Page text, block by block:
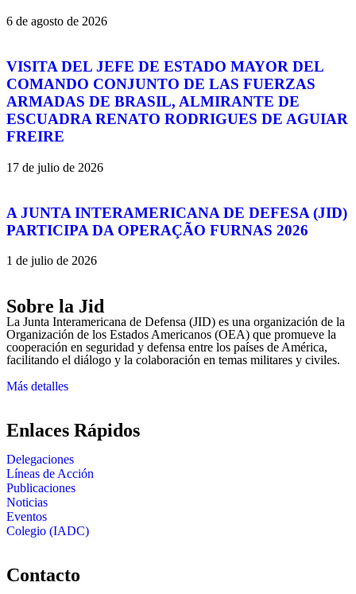
6 de agosto de 2026
VISITA DEL JEFE DE ESTADO MAYOR DEL
COMANDO CONJUNTO DE LAS FUERZAS
ARMADAS DE BRASIL, ALMIRANTE DE
ESCUADRA RENATO RODRIGUES DE AGUIAR
FREIRE
17 de julio de 2026
A JUNTA INTERAMERICANA DE DEFESA (JID)
PARTICIPA DA OPERAÇÃO FURNAS 2026
1 de julio de 2026
Sobre la Jid
La Junta Interamericana de Defensa (JID) es una organización de la
Organización de los Estados Americanos (OEA) que promueve la
cooperación en seguridad y defensa entre los países de América,
facilitando el diálogo y la colaboración en temas militares y civiles.
Más detalles
Enlaces Rápidos
Delegaciones
Líneas de Acción
Publicaciones
Noticias
Eventos
Colegio (IADC)
Contacto